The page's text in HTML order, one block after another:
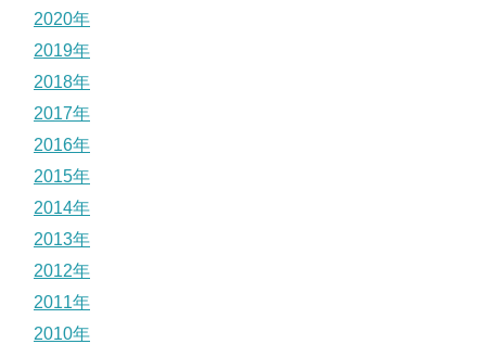
2020年
2019年
2018年
2017年
2016年
2015年
2014年
2013年
2012年
2011年
2010年